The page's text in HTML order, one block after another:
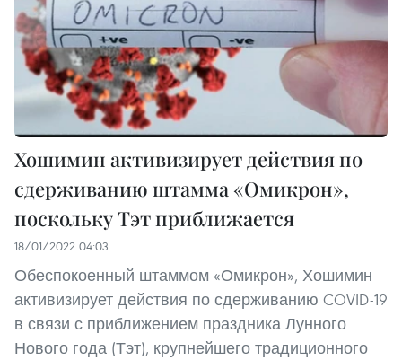
Хошимин активизирует действия по
сдерживанию штамма «Омикрон»,
поскольку Тэт приближается
18/01/2022 04:03
Обеспокоенный штаммом «Омикрон», Хошимин
активизирует действия по сдерживанию COVID-19
в связи с приближением праздника Лунного
Нового года (Тэт), крупнейшего традиционного